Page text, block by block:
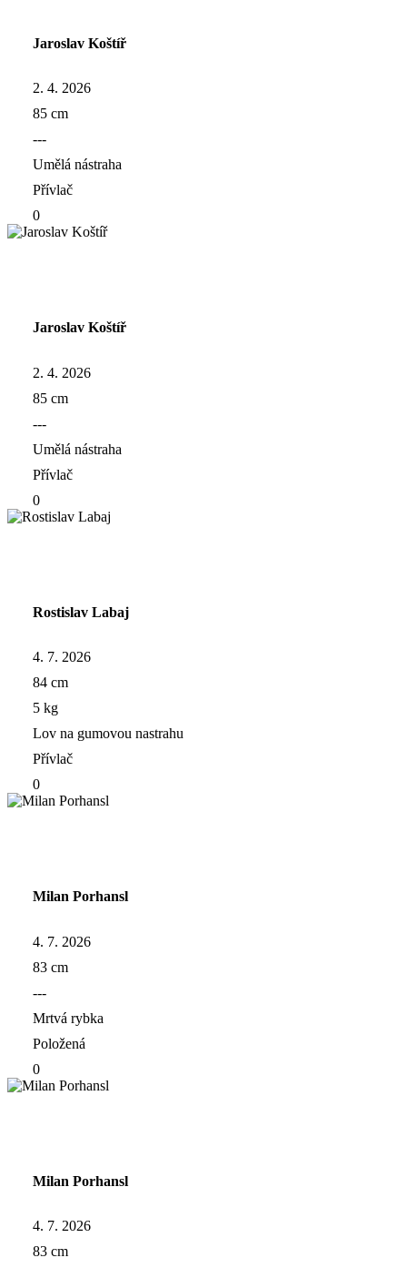
Jaroslav Koštíř
2. 4. 2026
85 cm
---
Umělá nástraha
Přívlač
0
Jaroslav Koštíř
2. 4. 2026
85 cm
---
Umělá nástraha
Přívlač
0
Rostislav Labaj
4. 7. 2026
84 cm
5 kg
Lov na gumovou nastrahu
Přívlač
0
Milan Porhansl
4. 7. 2026
83 cm
---
Mrtvá rybka
Položená
0
Milan Porhansl
4. 7. 2026
83 cm